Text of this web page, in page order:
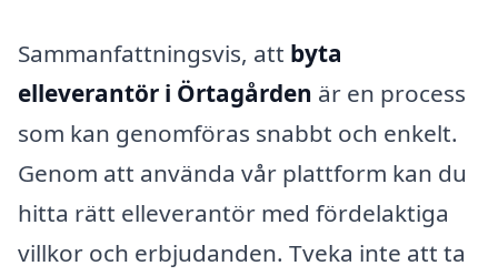
Sammanfattningsvis, att byta
elleverantör i Örtagården är en process
som kan genomföras snabbt och enkelt.
Genom att använda vår plattform kan du
hitta rätt elleverantör med fördelaktiga
villkor och erbjudanden. Tveka inte att ta